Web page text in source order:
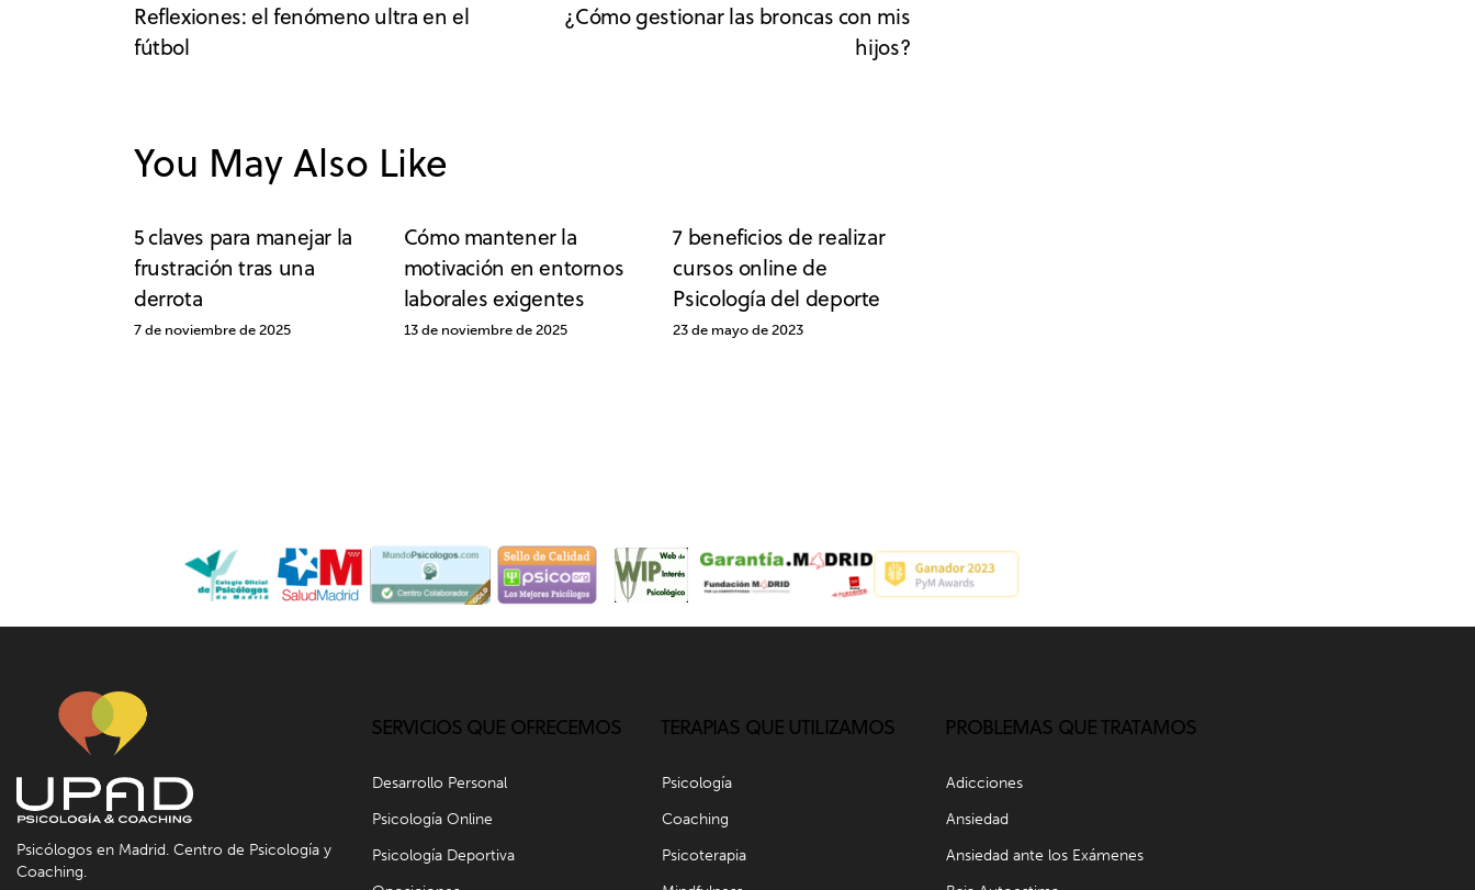
Reflexiones: el fenómeno ultra en el
fútbol
¿Cómo gestionar las broncas con mis
hijos?
You May Also Like
5 claves para manejar la
frustración tras una
derrota
7 de noviembre de 2025
Cómo mantener la
motivación en entornos
laborales exigentes
13 de noviembre de 2025
7 beneficios de realizar
cursos online de
Psicología del deporte
23 de mayo de 2023
Psicólogos en Madrid. Centro de Psicología y
Coaching.
SERVICIOS QUE OFRECEMOS
Desarrollo Personal
Psicología Online
Psicología Deportiva
TERAPIAS QUE UTILIZAMOS
Psicología
Coaching
Psicoterapia
PROBLEMAS QUE TRATAMOS
Adicciones
Ansiedad
Ansiedad ante los Exámenes